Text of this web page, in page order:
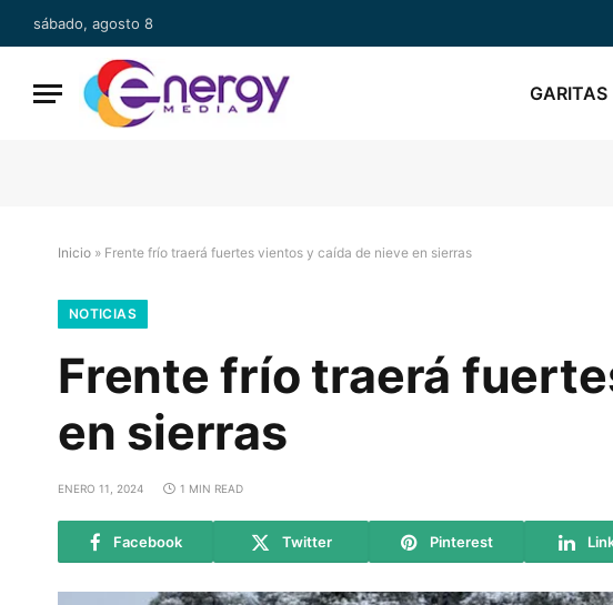
sábado, agosto 8
GARITAS
Inicio » Frente frío traerá fuertes vientos y caída de nieve en sierras
NOTICIAS
Frente frío traerá
en sierras
ENERO 11, 2024 1 MIN READ
Facebook Twitter Pinterest